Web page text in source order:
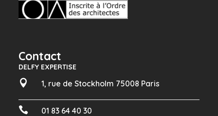
Contact
DELFY EXPERTISE
 1, rue de Stockholm 75008 Paris
 01 83 64 40 30